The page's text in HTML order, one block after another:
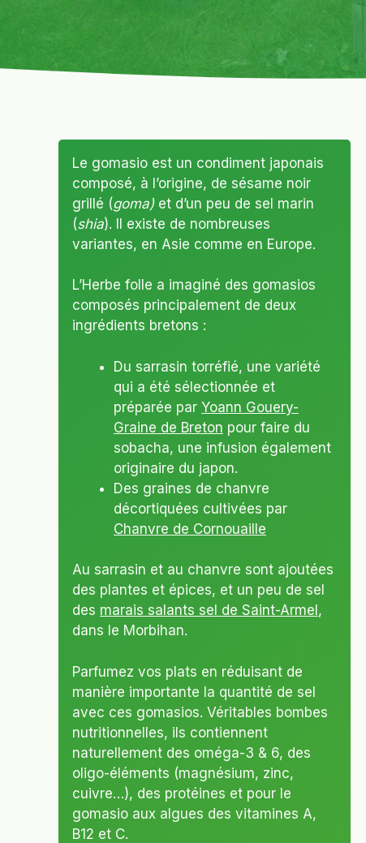
Le gomasio est un condiment japonais
composé, à l’origine, de sésame noir
grillé (goma) et d’un peu de sel marin
(shia). Il existe de nombreuses
variantes, en Asie comme en Europe.
L’Herbe folle a imaginé des gomasios
composés principalement de deux
ingrédients bretons :
Du sarrasin torréfié, une variété
qui a été sélectionnée et
préparée par Yoann Gouery-
Graine de Breton pour faire du
sobacha, une infusion également
originaire du japon.
Des graines de chanvre
décortiquées cultivées par
Chanvre de Cornouaille
Au sarrasin et au chanvre sont ajoutées
des plantes et épices, et un peu de sel
des marais salants sel de Saint-Armel ,
dans le Morbihan.
Parfumez vos plats en réduisant de
manière importante la quantité de sel
avec ces gomasios. Véritables bombes
nutritionnelles, ils contiennent
naturellement des oméga-3 & 6, des
oligo-éléments (magnésium, zinc,
cuivre…), des protéines et pour le
gomasio aux algues des vitamines A,
B12 et C.